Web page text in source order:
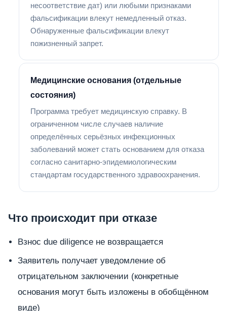
несоответствие дат) или любыми признаками
фальсификации влекут немедленный отказ.
Обнаруженные фальсификации влекут
пожизненный запрет.
Медицинские основания (отдельные
состояния)
Программа требует медицинскую справку. В
ограниченном числе случаев наличие
определённых серьёзных инфекционных
заболеваний может стать основанием для отказа
согласно санитарно-эпидемиологическим
стандартам государственного здравоохранения.
Что происходит при отказе
Взнос due diligence не возвращается
Заявитель получает уведомление об
отрицательном заключении (конкретные
основания могут быть изложены в обобщённом
виде)